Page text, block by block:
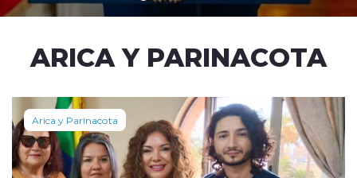
ARICA Y PARINACOTA
Arica y Parinacota